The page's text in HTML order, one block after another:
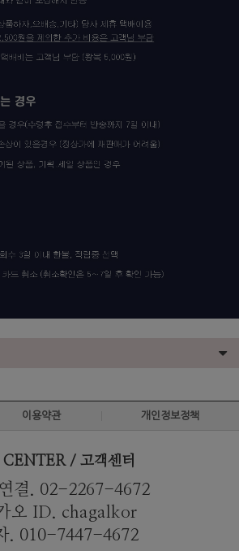
이용약관 개인정보정책
CENTER / 고객센터
결. 02-2267-4672
오 ID. chagalkor
. 010-7447-4672